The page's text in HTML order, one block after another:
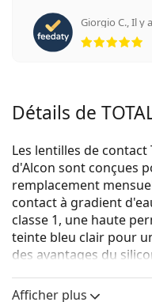
Giorgio C.,Il y
Détails de
Les lentilles de contact
d'Alcon sont conçues
remplacement
contact à gradient
classe 1, une haute
teinte bleu clair pour
des avantages du
assurent un port
Afficher plus